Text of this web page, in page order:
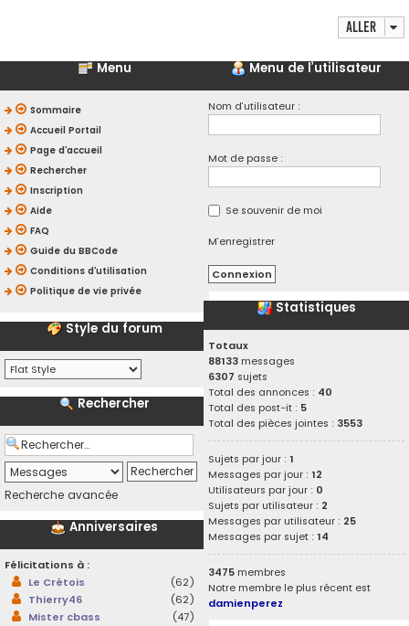
Aller
Menu
Sommaire
Accueil Portail
Page d’accueil
Rechercher
Inscription
Aide
FAQ
Guide du BBCode
Conditions d’utilisation
Politique de vie privée
Style du forum
Rechercher
Recherche avancée
Anniversaires
Félicitations à :
Le Crétois
(62)
Thierry46
(62)
Mister cbass
(47)
Menu de l’utilisateur
Nom d’utilisateur :
Mot de passe :
Se souvenir de moi
M’enregistrer
Statistiques
Totaux
88133 messages
6307 sujets
Total des annonces : 40
Total des post-it : 5
Total des pièces jointes : 3553
Sujets par jour :1
Messages par jour :12
Utilisateurs par jour : 0
Sujets par utilisateur : 2
Messages par utilisateur : 25
Messages par sujet :14
3475 membres
Notre membre le plus récent est
damienperez